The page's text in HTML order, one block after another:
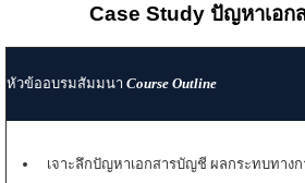
Case Study ปัญหาเอก
หัวข้ออบรมสัมมนา Course Outline
เจาะลึกปัญหาเอกสารบัญชี ผลกระทบทาง